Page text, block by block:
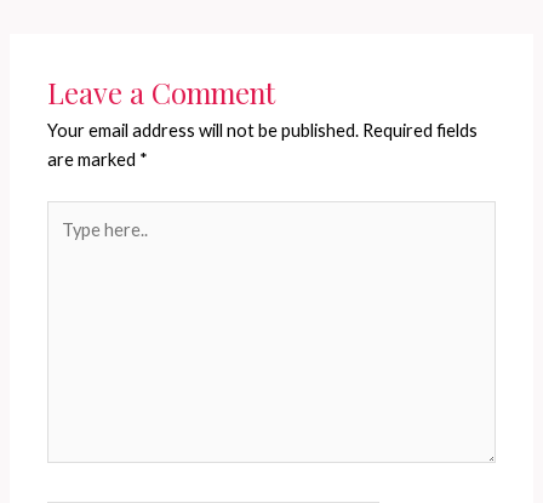
Leave a Comment
Your email address will not be published. Required fields
are marked *
here..